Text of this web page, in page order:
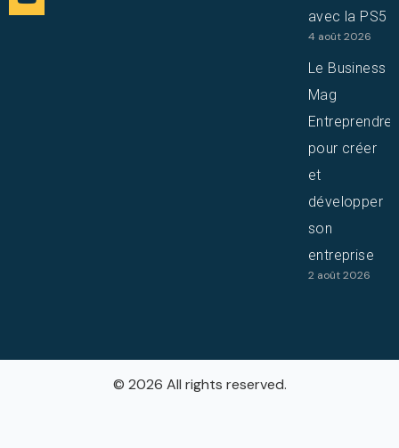
avec la PS5
4 août 2026
Le Business
Mag
Entreprendre
pour créer
et
développer
son
entreprise
2 août 2026
© 2026 All rights reserved.